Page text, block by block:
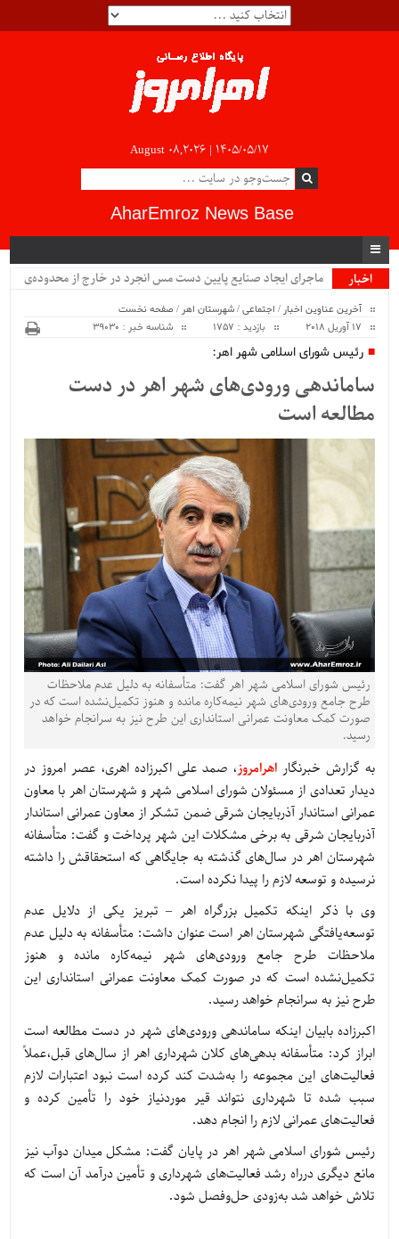
August 08,2026 | ۱۴۰۵/۰۵/۱۷
AharEmroz News Base
اخبار
ماجرای ایجاد صنایع پایین دست مس انجرد در خارج از محدوده‌ی
آخرین عناوین اخبار / اجتماعی/شهرستان اهر /صفحه نخست
بازدید : 1757 شناسه خبر : 39030
رئیس شورای اسلامی شهر اهر:
ساماندهی ورودی‌های شهر اهر در دست
مطالعه است
رئیس شورای اسلامی شهر اهر گفت: متأسفانه به دلیل عدم ملاحظات
طرح جامع ورودی‌های شهر نیمه‌کاره مانده و هنوز تکمیل‌نشده است که در
صورت کمک معاونت عمرانی استانداری این طرح نیز به سرانجام خواهد
رسید.
به گزارش خبرنگاراهرامروز، صمد علی اکبرزاده اهری، عصر امروز در
دیدار تعدادی از مسئولان شورای اسلامی شهر و شهرستان اهر با معاون
عمرانی استاندار آذربایجان شرقی ضمن تشکر از معاون عمرانی استاندار
آذربایجان شرقی به برخی مشکلات این شهر پرداخت و گفت: متأسفانه
شهرستان اهر در سال‌های گذشته به جایگاهی که استحقاقش را داشته
نرسیده و توسعه لازم را پیدا نکرده است.
وی با ذکر اینکه تکمیل بزرگراه اهر – تبریز یکی از دلایل عدم
توسعه‌یافتگی شهرستان اهر است عنوان داشت: متأسفانه به دلیل عدم
ملاحظات طرح جامع ورودی‌های شهر نیمه‌کاره مانده و هنوز
تکمیل‌نشده است که در صورت کمک معاونت عمرانی استانداری این
طرح نیز به سرانجام خواهد رسید.
اکبرزاده بابیان اینکه ساماندهی ورودی‌های شهر در دست مطالعه است
ابراز کرد: متأسفانه بدهی‌های کلان شهرداری اهر از سال‌های قبل،عملاً
فعالیت‌های این مجموعه را به‌شدت کند کرده است نبود اعتبارات لازم
سبب شده تا شهرداری نتواند قیر موردنیاز خود را تأمین کرده و
فعالیت‌های عمرانی لازم را انجام دهد.
رئیس شورای اسلامی شهر اهر در پایان گفت: مشکل میدان دوآب نیز
مانع دیگری درراه رشد فعالیت‌های شهرداری و تأمین درآمد آن است که
تلاش خواهد شد به‌زودی حل‌وفصل شود.